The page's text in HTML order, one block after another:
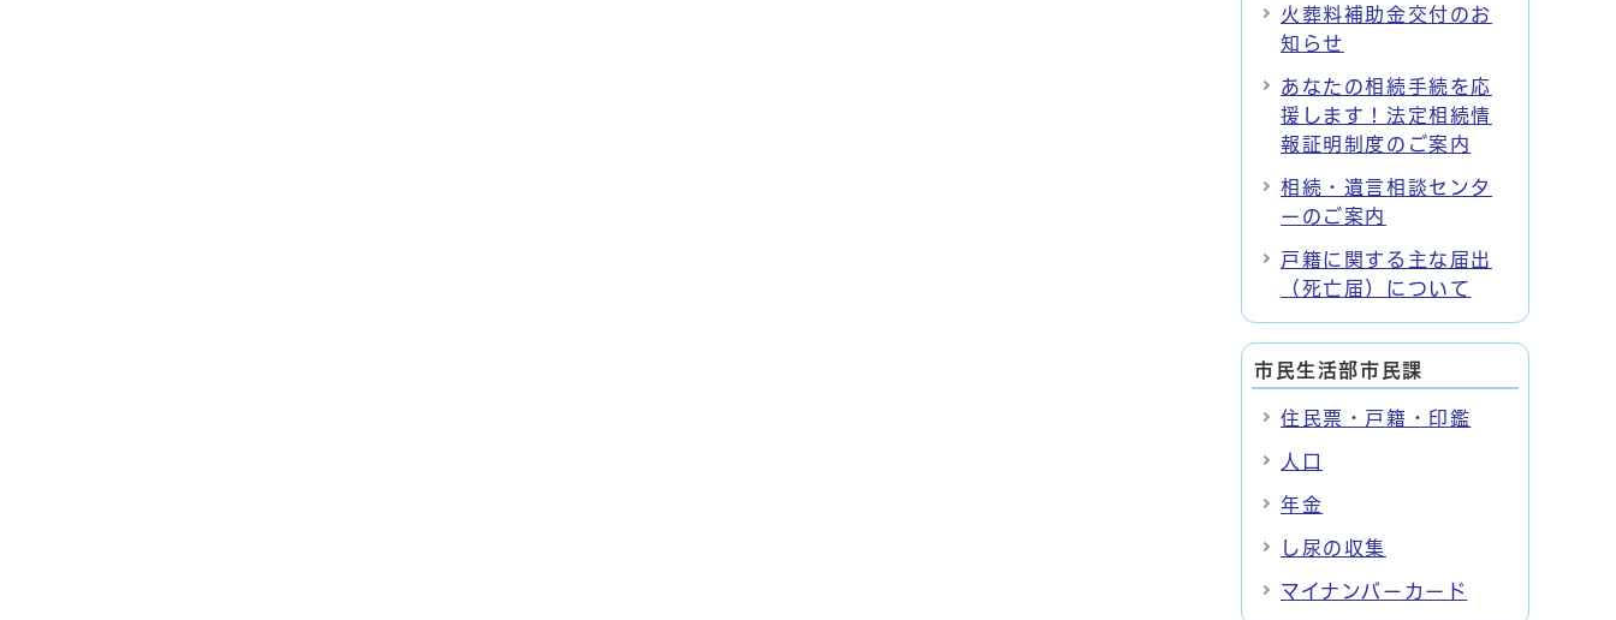
火葬料補助金交付のお
知らせ
あなたの相続手続を応
援します！法定相続情
報証明制度のご案内
相続・遺言相談センタ
ーのご案内
戸籍に関する主な届出
（死亡届）について
市民生活部市民課
住民票・戸籍・印鑑
人口
年金
し尿の収集
マイナンバーカード